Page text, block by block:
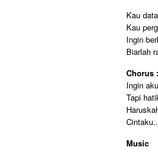
Kau
Kau
Ingin
Biarlah
Chorus :
Ingin
Tapi
Music